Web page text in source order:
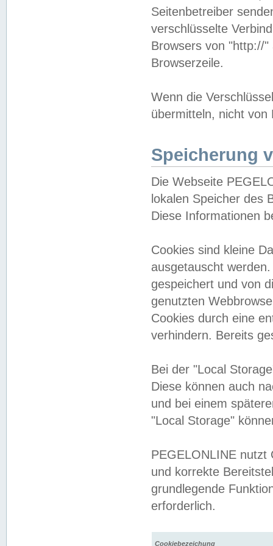
Seitenbetreiber
verschlüsselte
Browsers von "http://
Browserzeile.
Wenn die
übermitteln, nicht von
Speicherung
Die Webseite
lokalen Speicher des
Diese Informationen
Cookies sind kleine
ausgetauscht
gespeichert und von
genutzten
Cookies durch eine
verhindern. Bereits
Bei der "Local
Diese können auch
und bei einem
"Local Storage"
PEGELONLINE nutzt
und korrekte
grundlegende
erforderlich.
Cookiebezeichung